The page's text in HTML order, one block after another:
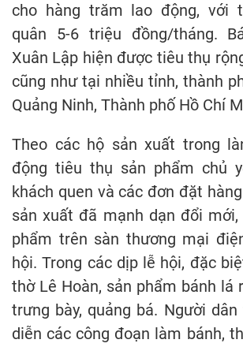
cho hàng trăm lao động, với
quân 5-6 triệu đồng/tháng.
Xuân Lập hiện được tiêu thụ
cũng như tại nhiều tỉnh, thành
Quảng Ninh, Thành phố Hồ Chí
Theo các hộ sản xuất trong
động tiêu thụ sản phẩm chủ
khách quen và các đơn đặt
sản xuất đã mạnh dạn đổi mới,
phẩm trên sàn thương mại
hội. Trong các dịp lễ hội, đặc
thờ Lê Hoàn, sản phẩm bánh lá
trưng bày, quảng bá. Người
diễn các công đoạn làm bánh,